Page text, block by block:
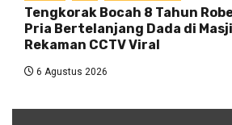
Tengkorak Bocah 8 Tahun
Pria Bertelanjang Dada di
Rekaman CCTV Viral
6 Agustus 2026